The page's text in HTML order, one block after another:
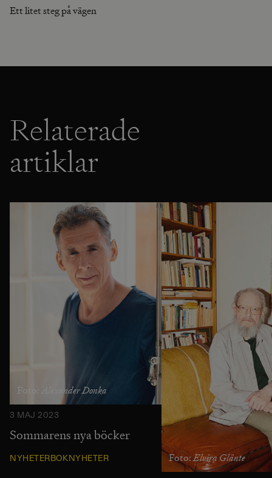
Ett litet steg på vägen
Relaterade
artiklar
Foto:Alexander Donka
3 MAJ 2023
Sommarens nya böcker
NYHETER BOKNYHETER Foto:Elvira Glänte